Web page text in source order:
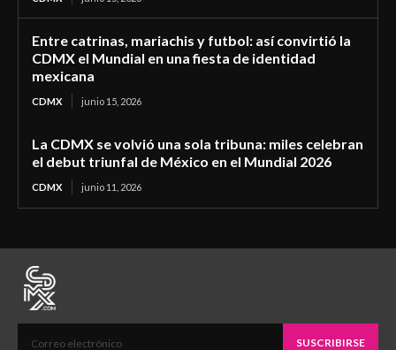
Entre catrinas, mariachis y futbol: así convirtió la
CDMX el Mundial en una fiesta de identidad
mexicana
CDMX junio 15, 2026
La CDMX se volvió una sola tribuna: miles celebran
el debut triunfal de México en el Mundial 2026
CDMX junio 11, 2026
SUSCRIBIRSE